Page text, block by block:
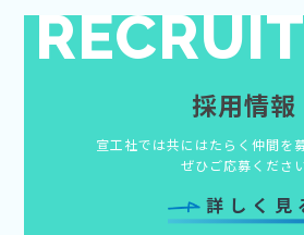
採用情報
宣工社では共にはたらく仲間を
ぜひご応募くださ
詳しく見